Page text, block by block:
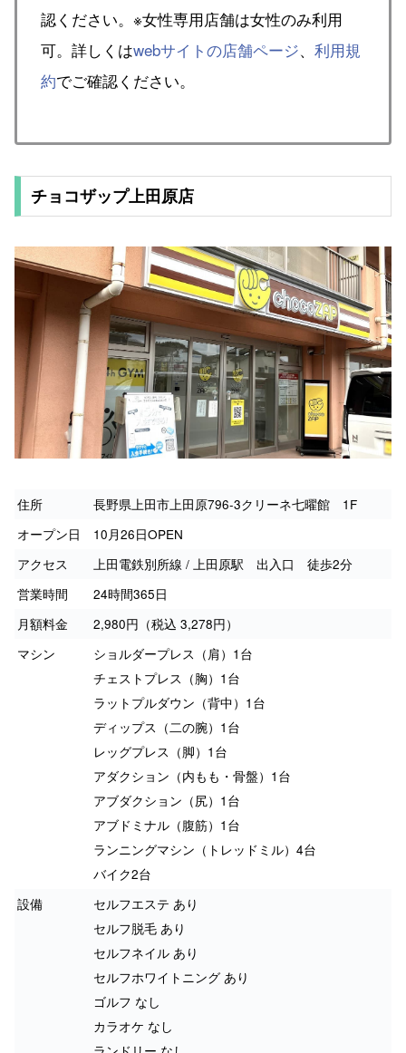
認ください。※女性専用店舗は女性のみ利用
可。詳しくはwebサイトの店舗ページ、 利用規
約でご確認ください。
チョコザップ上田原店
住所
長野県上田市上田原796-3クリーネ七曜館 1F
オープン日
10月26日OPEN
アクセス
上田電鉄別所線 / 上田原駅 出入口 徒歩2分
営業時間
24時間365日
月額料金
2,980円（税込 3,278円）
マシン
ショルダープレス（肩）1台
チェストプレス（胸）1台
ラットプルダウン（背中）1台
ディップス（二の腕）1台
レッグプレス（脚）1台
アダクション（内もも・骨盤）1台
アブダクション（尻）1台
アブドミナル（腹筋）1台
ランニングマシン（トレッドミル）4台
バイク2台
設備
セルフエステ あり
セルフ脱毛 あり
セルフネイル あり
セルフホワイトニング あり
ゴルフ なし
カラオケ なし